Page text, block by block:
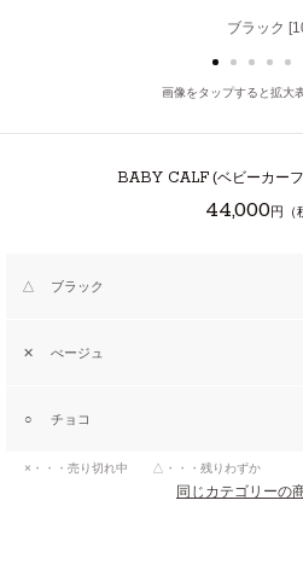
ブラック
ベージュ
画像をタップすると拡大
BABY CALF(ベビーカー
44,000円（
△ ブラック
✕ べージュ
○ チョコ
×・・・売り切れ中 △・・・残りわずか
同じカテゴリーの